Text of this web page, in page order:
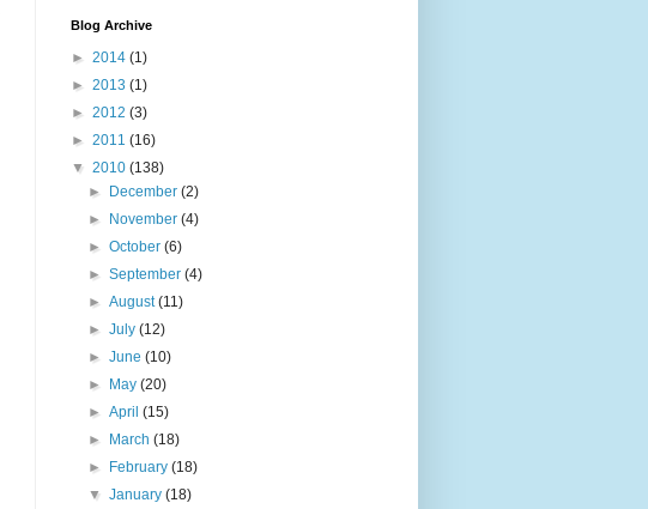
Blog Archive
► 2014 (1)
► 2013 (1)
► 2012 (3)
► 2011 (16)
▼ 2010 (138)
►
December(2)
►
November(4)
►October(6)
►September(4)
►August(11)
►July(12)
►June(10)
►
May(20)
►April(15)
►
March(18)
►
February(18)
▼January(18)